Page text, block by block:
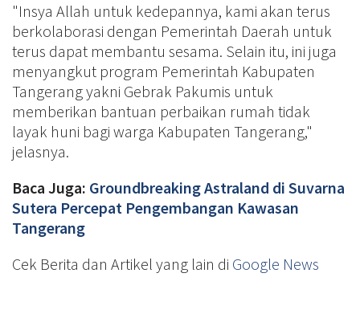
"Insya Allah untuk kedepannya, kami akan terus
berkolaborasi dengan Pemerintah Daerah untuk
terus dapat membantu sesama. Selain itu, ini juga
menyangkut program Pemerintah Kabupaten
Tangerang yakni Gebrak Pakumis untuk
memberikan bantuan perbaikan rumah tidak
layak huni bagi warga Kabupaten Tangerang,"
jelasnya.
Baca Juga: Groundbreaking Astraland di Suvarna
Sutera Percepat Pengembangan Kawasan
Tangerang
Cek Berita dan Artikel yang lain di Google News